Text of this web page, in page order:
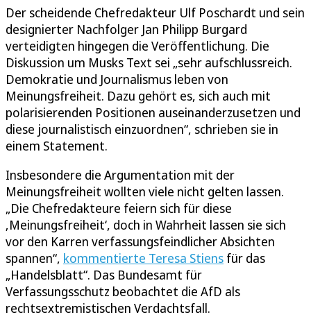
Der scheidende Chefredakteur Ulf Poschardt und sein
designierter Nachfolger Jan Philipp Burgard
verteidigten hingegen die Veröffentlichung. Die
Diskussion um Musks Text sei „sehr aufschlussreich.
Demokratie und Journalismus leben von
Meinungsfreiheit. Dazu gehört es, sich auch mit
polarisierenden Positionen auseinanderzusetzen und
diese journalistisch einzuordnen“, schrieben sie in
einem Statement.
Insbesondere die Argumentation mit der
Meinungsfreiheit wollten viele nicht gelten lassen.
„Die Chefredakteure feiern sich für diese
‚Meinungsfreiheit‘, doch in Wahrheit lassen sie sich
vor den Karren verfassungsfeindlicher Absichten
spannen“, kommentierte Teresa Stiens für das
„Handelsblatt“. Das Bundesamt für
Verfassungsschutz beobachtet die AfD als
rechtsextremistischen Verdachtsfall.